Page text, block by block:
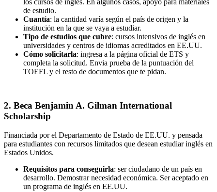
los cursos de inglés. En algunos casos, apoyo para materiales
de estudio.
Cuantía: la cantidad varía según el país de origen y la
institución en la que se vaya a estudiar.
Tipo de estudios que cubre: cursos intensivos de inglés en
universidades y centros de idiomas acreditados en EE.UU.
Cómo solicitarla: ingresa a la página oficial de ETS y
completa la solicitud. Envia prueba de la puntuación del
TOEFL y el resto de documentos que te pidan.
2. Beca Benjamin A. Gilman International
Scholarship
Financiada por el Departamento de Estado de EE.UU. y pensada
para estudiantes con recursos limitados que desean estudiar inglés en
Estados Unidos.
Requisitos para conseguirla: ser ciudadano de un país en
desarrollo. Demostrar necesidad económica. Ser aceptado en
un programa de inglés en EE.UU.